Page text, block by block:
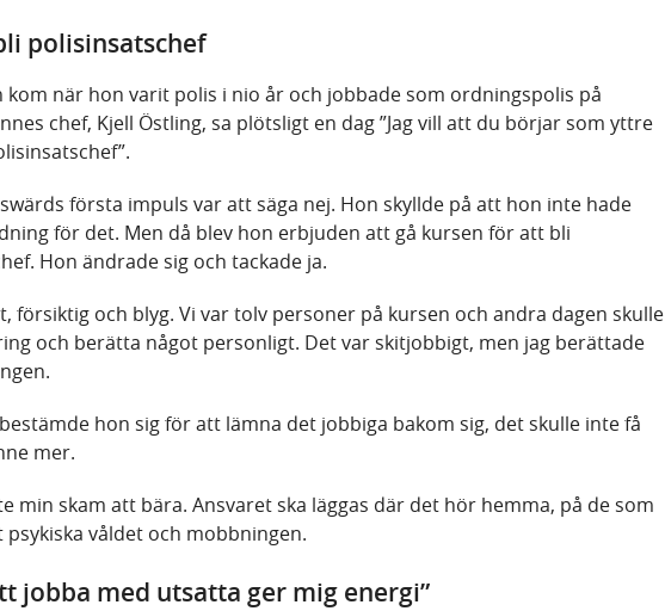
polisinsatschef
kom när hon varit polis i nio år och jobbade som ordningspolis på
chef, Kjell Östling, sa plötsligt en dag ”Jag vill att du börjar som yttre
första impuls var att säga nej. Hon skyllde på att hon inte hade
för det. Men då blev hon erbjuden att gå kursen för att bli
Hon ändrade sig och tackade ja.
försiktig och blyg. Vi var tolv personer på kursen och andra dagen skulle
och berätta något personligt. Det var skitjobbigt, men jag berättade
hon sig för att lämna det jobbiga bakom sig, det skulle inte få
mer.
min skam att bära. Ansvaret ska läggas där det hör hemma, på de som
psykiska våldet och mobbningen.
jobba med utsatta ger mig energi”